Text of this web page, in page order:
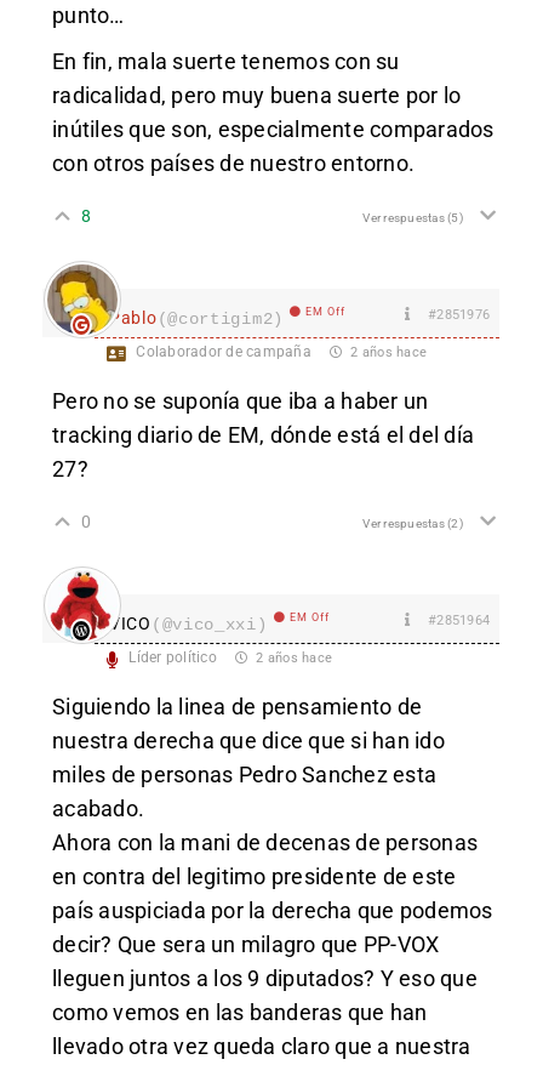
punto…
En fin, mala suerte tenemos con su
radicalidad, pero muy buena suerte por lo
inútiles que son, especialmente comparados
con otros países de nuestro entorno.
8 Ver respuestas(5)
Pablo(@cortigim2) EM Off #2851976
Colaborador de campaña 2 años hace
Pero no se suponía que iba a haber un
tracking diario de EM, dónde está el del día
27?
0 Ver respuestas(2)
VICO (@vico_xxi) EM Off #2851964
Líder político 2 años hace
Siguiendo la linea de pensamiento de
nuestra derecha que dice que si han ido
miles de personas Pedro Sanchez esta
acabado.
Ahora con la mani de decenas de personas
en contra del legitimo presidente de este
país auspiciada por la derecha que podemos
decir? Que sera un milagro que PP-VOX
lleguen juntos a los 9 diputados? Y eso que
como vemos en las banderas que han
llevado otra vez queda claro que a nuestra